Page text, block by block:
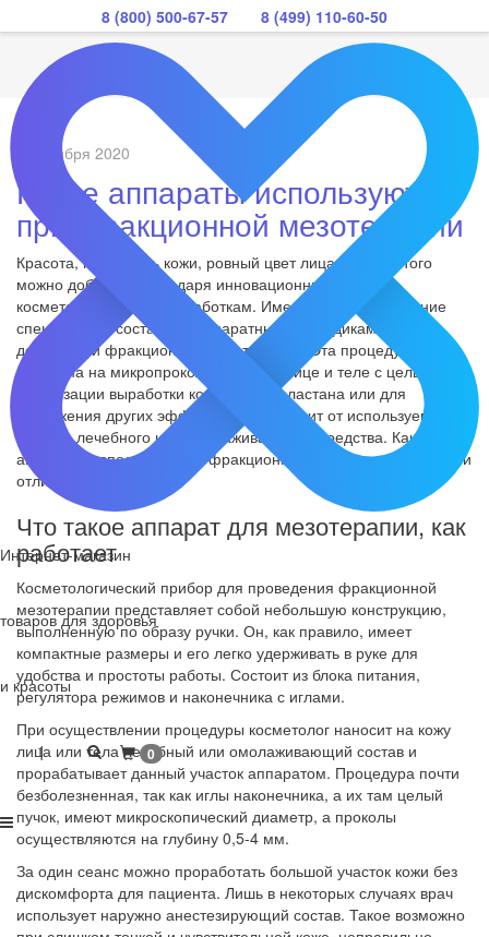
8 (800) 500-67-57 8 (499) 110-60-50
Интернет-магазин
товаров для здоровья
и красоты
1 0
17 ноября 2020
Какие аппараты используются
при фракционной мезотерапии
Красота, молодость кожи, ровный цвет лица – всего этого
можно добиться благодаря инновационным
косметологическим разработкам. Имеется ввиду сочетание
специальных составов с аппаратными методиками, как это
делают при фракционной мезотерапии. Эта процедура
основана на микропроколах кожи на лице и теле с целью
активизации выработки коллагена и эластана или для
достижения других эффектов. Все зависит от используемого
состава лечебного или омолаживающего средства. Какие же
аппараты используют при фракционной мезотерапии, чем они
отличаются?
Что такое аппарат для мезотерапии, как
работает
Косметологический прибор для проведения фракционной
мезотерапии представляет собой небольшую конструкцию,
выполненную по образу ручки. Он, как правило, имеет
компактные размеры и его легко удерживать в руке для
удобства и простоты работы. Состоит из блока питания,
регулятора режимов и наконечника с иглами.
При осуществлении процедуры косметолог наносит на кожу
лица или тела лечебный или омолаживающий состав и
прорабатывает данный участок аппаратом. Процедура почти
безболезненная, так как иглы наконечника, а их там целый
пучок, имеют микроскопический диаметр, а проколы
осуществляются на глубину 0,5-4 мм.
За один сеанс можно проработать большой участок кожи без
дискомфорта для пациента. Лишь в некоторых случаях врач
использует наружно анестезирующий состав. Такое возможно